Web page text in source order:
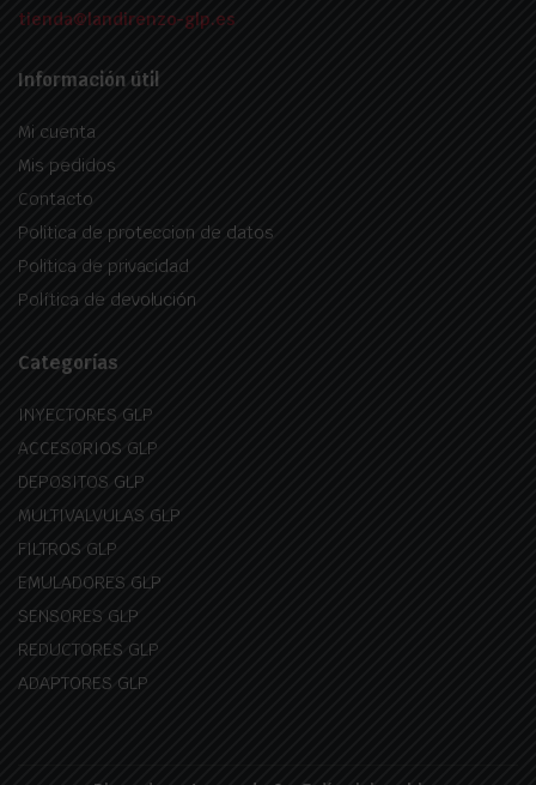
tienda@landirenzo-glp.es
Información útil
Mi cuenta
Mis pedidos
Contacto
Politica de proteccion de datos
Politica de privacidad
Política de devolución
Categorías
INYECTORES GLP
ACCESORIOS GLP
DEPOSITOS GLP
MULTIVALVULAS GLP
FILTROS GLP
EMULADORES GLP
SENSORES GLP
REDUCTORES GLP
ADAPTORES GLP